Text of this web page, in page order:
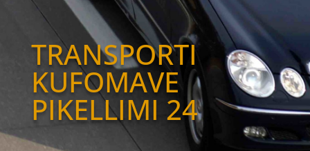
TRANSPORTI
KUFOMAVE
PIKELLIMI 24